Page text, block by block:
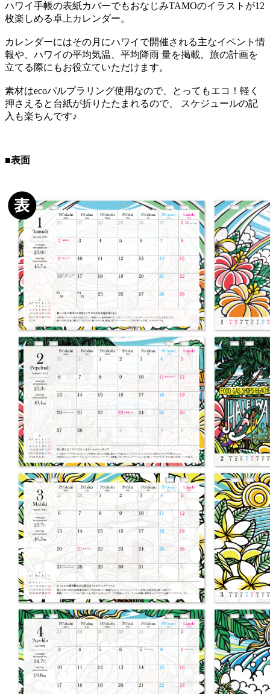
ハワイ手帳の表紙カバーでもおなじみTAMOのイラストが12
枚楽しめる卓上カレンダー。
カレンダーにはその月にハワイで開催される主なイベント情
報や、ハワイの平均気温、平均降雨 量を掲載。旅の計画を
立てる際にもお役立ていただけます。
素材はecoパルプラリング使用なので、とってもエコ！軽く
押さえると台紙が折りたたまれるので、 スケジュールの記
入も楽ちんです♪
■表面